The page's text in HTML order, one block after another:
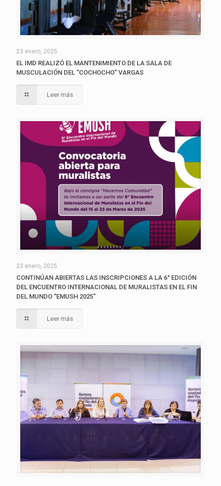
23 enero, 2025
EL IMD REALIZÓ EL MANTENIMIENTO DE LA SALA DE
MUSCULACIÓN DEL “COCHOCHO” VARGAS
Leer más
23 enero, 2025
CONTINÚAN ABIERTAS LAS INSCRIPCIONES A LA 6° EDICIÓN
DEL ENCUENTRO INTERNACIONAL DE MURALISTAS EN EL FIN
DEL MUNDO “EMUSH 2025”
Leer más